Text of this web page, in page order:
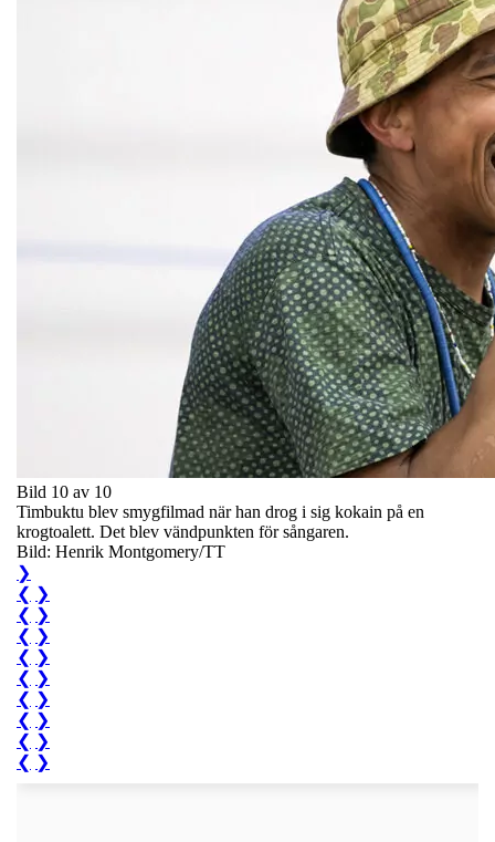
Bild 10 av 10
Timbuktu blev smygfilmad när han drog i sig kokain på en
krogtoalett. Det blev vändpunkten för sångaren.
Bild: Henrik Montgomery/TT
❯
❮ ❯
❮ ❯
❮ ❯
❮ ❯
❮ ❯
❮ ❯
❮ ❯
❮ ❯
❮ ❯